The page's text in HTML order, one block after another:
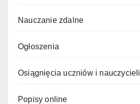
Nauczanie zdalne
Ogłoszenia
Osiągnięcia uczniów i nauczycieli
Popisy online